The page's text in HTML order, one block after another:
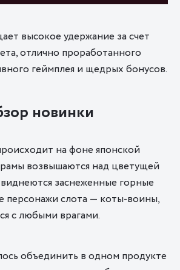
высокое удержание за счет
отлично проработанного
геймплея и щедрых бонусов.
новинки
на фоне японской
возвышаются над цветущей
заснеженные горные
персонажи слота — коты-воины,
с любыми врагами.
объединить в одном продукте